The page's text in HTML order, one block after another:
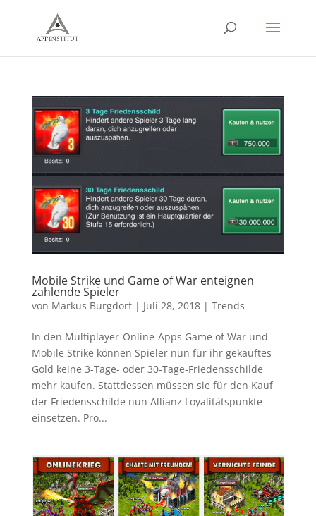
Mobile Strike und Game of War enteignen
zahlende Spieler
von Markus Burgdorf| Juli 28, 2018| Trends
In den Multiplayer-Online-Apps Game of War und
Mobile Strike können Spieler nun für ihr gekauftes
Gold keine 3-Tage- oder 30-Tage-Friedensschilde
mehr kaufen. Stattdessen müssen sie für den Kauf
der Friedensschilde nun Allianz Loyalitätspunkte
einsetzen. Pro...